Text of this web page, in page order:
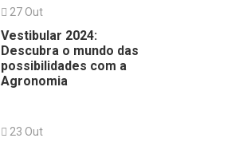
27 Out
Vestibular 2024:
Descubra o mundo das
possibilidades com a
Agronomia
23 Out